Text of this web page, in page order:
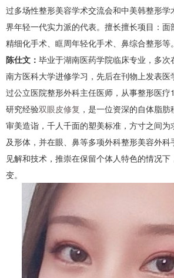
过多场性整形美容学术交流会和中美韩整形
界年轻一代实力派的代表。擅长擅长项目：
精细化手术、眶周年轻化手术、鼻综合整形等。
陈仕文： 毕业于湖南医药学院临床专业，多次
南方医科大学进修学习，先后在刊物上发表
过公立医院整形外科主任医师，从事整形医
研究经验双眼皮修复 ，是一位资深的自体脂
审美造诣，千人千面的塑美标准，方寸之间为
及形体，并在眼、鼻等多项外科整形美容外
见解和技术，推崇在保留个体人特色的情况下
变。